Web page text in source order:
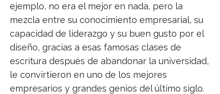
ejemplo, no era el mejor en nada, pero la
mezcla entre su conocimiento empresarial, su
capacidad de liderazgo y su buen gusto por el
diseño, gracias a esas famosas clases de
escritura después de abandonar la universidad,
le convirtieron en uno de los mejores
empresarios y grandes genios del último siglo.